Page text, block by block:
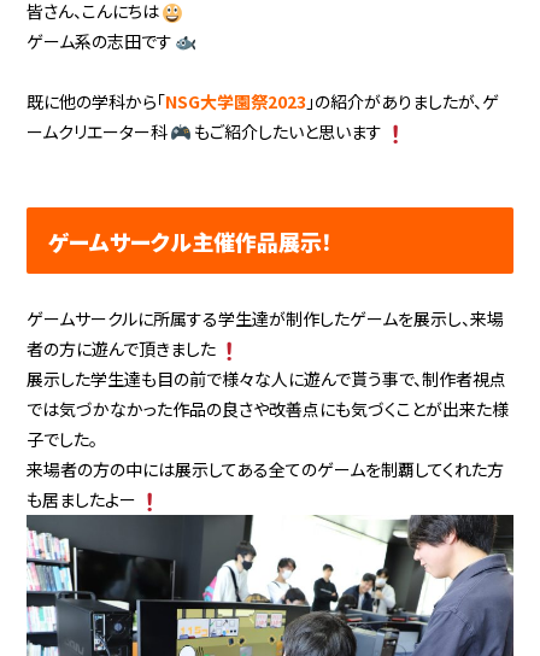
皆さん、こんにちは
ゲーム系の志田です
既に他の学科から「NSG大学園祭2023 」の紹介がありましたが、ゲ
ームクリエーター科
もご紹介したいと思います
ゲームサークル主催作品展示！
ゲームサークルに所属する学生達が制作したゲームを展示し、来場
者の方に遊んで頂きました
展示した学生達も目の前で様々な人に遊んで貰う事で、制作者視点
では気づかなかった作品の良さや改善点にも気づくことが出来た様
子でした。
来場者の方の中には展示してある全てのゲームを制覇してくれた方
も居ましたよー